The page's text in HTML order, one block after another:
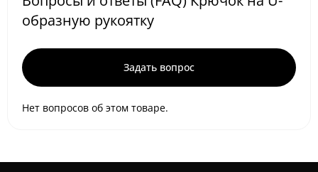
образную рукоятку
Задать вопрос
Нет вопросов об этом товаре.